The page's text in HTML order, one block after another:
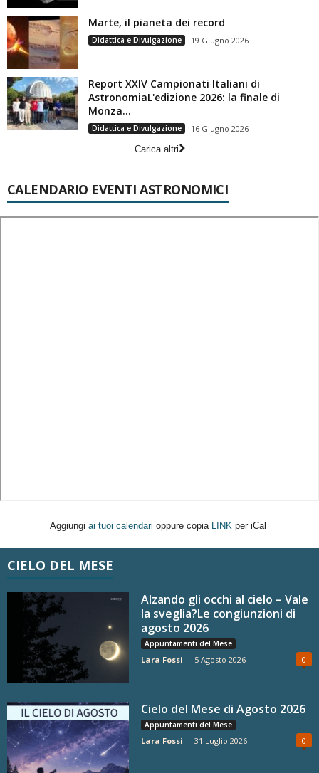
Marte, il pianeta dei record
Didattica e Divulgazione 19 Giugno 2026
Report XXIV Campionati Italiani di
AstronomiaL'edizione 2026: la finale di
Monza...
Didattica e Divulgazione
16 Giugno 2026
Carica altri
CALENDARIO EVENTI ASTRONOMICI
Aggiungi ai tuoi calendari oppure copia LINK per iCal
CIELO DEL MESE
Alzando gli occhi al cielo – Vale
la sveglia?Le congiunzioni di
agosto 2026
Appuntamenti del Mese
Lara Fossi - 5 Agosto 2026 0
Cielo del Mese di Agosto 2026
Appuntamenti del Mese
Lara Fossi - 31 Luglio 2026 0